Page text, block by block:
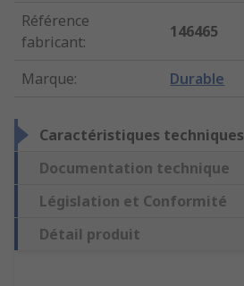
Référence
fabricant:
146465
Marque: Durable
Caractéristiques techniques
Documentation technique
Législation et Conformité
Détail produit